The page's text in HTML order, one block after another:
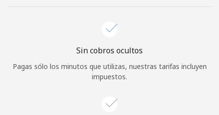
Sin cobros ocultos
Pagas sólo los minutos que utilizas, nuestras tarifas incluyen
impuestos.